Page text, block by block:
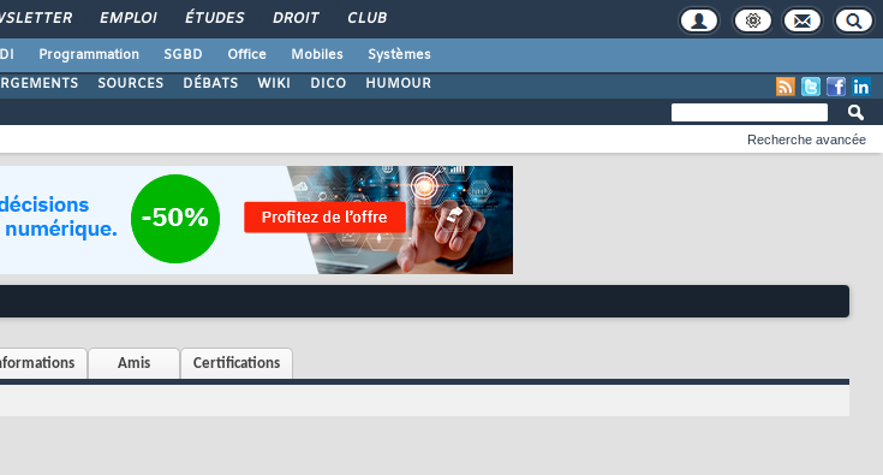
EMPLOI ÉTUDES DROIT CLUB
Programmation SGBD Office Mobiles
Systèmes
SOURCES DÉBATS WIKI DICO HUMOUR
Recherche avancée
Amis Certifications